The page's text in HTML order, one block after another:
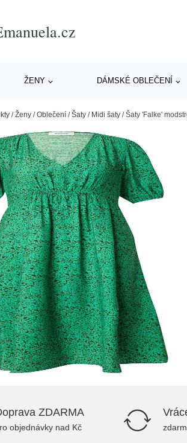
ŽENY DÁMSKÉ OBLEČENÍ
/Ženy /Oblečení /Šaty / Midi šaty /Šaty 'Falke'
ZDARMA
objednávky nad Kč